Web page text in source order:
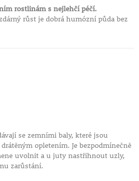
rostlinám s nejlehčí péčí.
růst je dobrá humózní půda bez
se zemními baly, které jsou
opletením. Je bezpodmínečně
uvolnit a u juty nastřihnout uzly,
zarůstání.